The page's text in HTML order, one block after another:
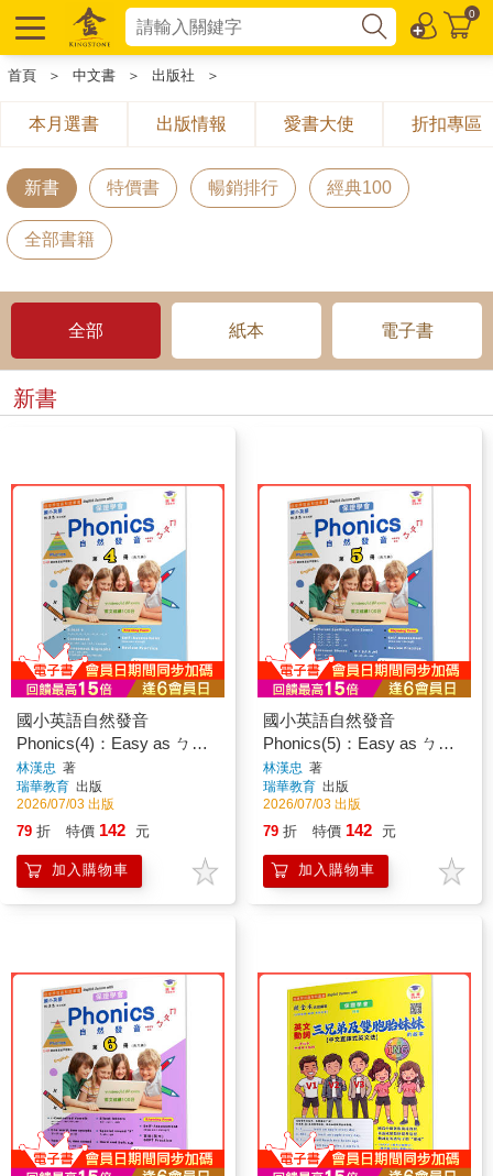
0
首頁 ＞ 中文書 ＞ 出版社 ＞
本月選書 出版情報 愛書大使 折扣專區
新書 特價書 暢銷排行 經典100
全部書籍
全部 紙本 電子書
新書
國小英語自然發音
Phonics(4)：Easy as ㄅㄆ
ㄇ
林漢忠 著
瑞華教育 出版
2026/07/03 出版
79 折 特價 142 元
加入購物車
國小英語自然發音
Phonics(5)：Easy as ㄅㄆ
ㄇ
林漢忠 著
瑞華教育 出版
2026/07/03 出版
79 折 特價 142 元
加入購物車